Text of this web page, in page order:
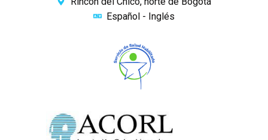
Español - Inglés